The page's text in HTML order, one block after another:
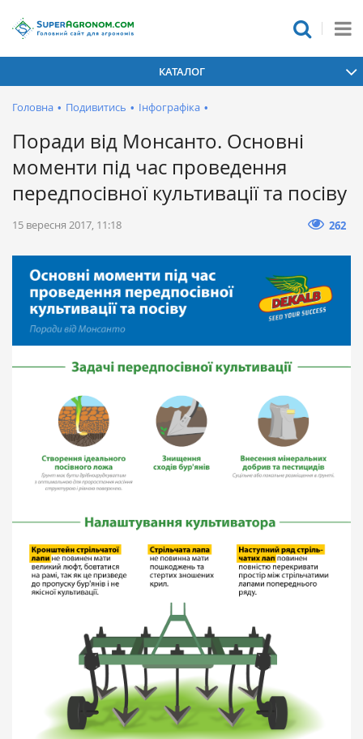
КАТАЛОГ
Головна • Подивитись • Інфографіка •
Поради від Монсанто. Основні
моменти під час проведення
передпосівної культивації та посіву
15 вересня 2017, 11:18 262